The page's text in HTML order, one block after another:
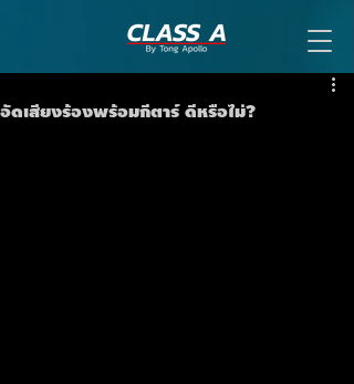
อัดเสียงร้องพร้อมกีตาร์ ดีหรือไม่?